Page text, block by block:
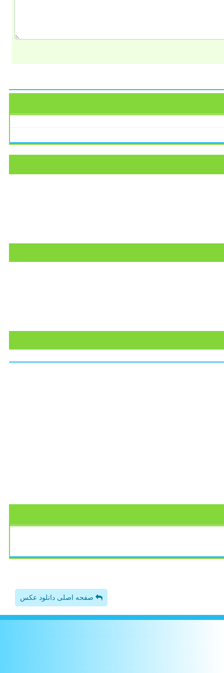
صفحه اصلی دانلود عکس